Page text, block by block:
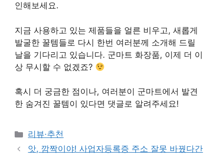
인해보세요.
지금 사용하고 있는 제품들을 얼른 비우고, 새롭게
발굴한 꿀템들로 다시 한번 여러분께 소개해 드릴
날을 기다리고 있습니다. 군마트 화장품, 이제 더 이
상 무시할 수 없겠죠?
혹시 더 궁금한 점이나, 여러분이 군마트에서 발견
한 숨겨진 꿀템이 있다면 댓글로 알려주세요!
Categories
리뷰·추천
앗, 깜짝이야! 사업자등록증 주소 잘못 바꿨다간